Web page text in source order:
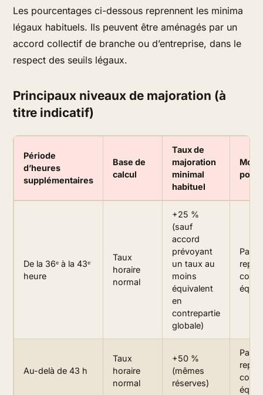
Les pourcentages ci-dessous reprennent les minima
légaux habituels. Ils peuvent être aménagés par un
accord collectif de branche ou d’entreprise, dans le
respect des seuils légaux.
Principaux niveaux de majoration (à
titre indicatif)
Période
d’heures
supplémentaires
Base de
calcul
Taux de
majoration
minimal
habituel
De la 36ᵉ à la 43ᵉ
heure
Taux
horaire
normal
+25 %
(sauf
accord
prévoyant
un taux au
moins
équivalent
en
contrepartie
globale)
repos
Au-delà de 43 h
Taux
horaire
normal
+50 %
(mêmes
réserves)
repos